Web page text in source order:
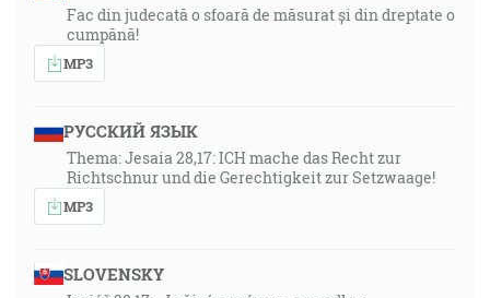
Fac din judecată o sfoară de măsurat și din dreptate o
cumpănă!
MP3
РУССКИЙ ЯЗЫК
Thema: Jesaia 28,17: ICH mache das Recht zur
Richtschnur und die Gerechtigkeit zur Setzwaage!
MP3
SLOVENSKY